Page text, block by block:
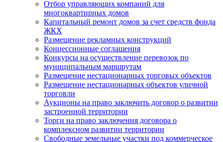
Отбор управляющих компаний для
многоквартирных домов
Капитальный ремонт домов за счет средств фонда
ЖКХ
Размещение рекламных конструкций
Концессионные соглашения
Конкурсы на осуществление перевозок по
муниципальным маршрутам
Размещение нестационарных торговых объектов
Размещение нестационарных объектов уличной
торговли
Аукционы на право заключить договор о развитии
застроенной территории
Торги на право заключения договора о
комплексном развитии территории
Свободные земельные участки под коммерческое